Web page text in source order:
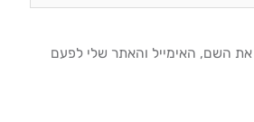
השם, האימייל והאתר שלי לפעם